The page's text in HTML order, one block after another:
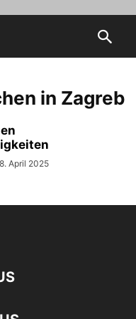
in Zagreb
April 2025